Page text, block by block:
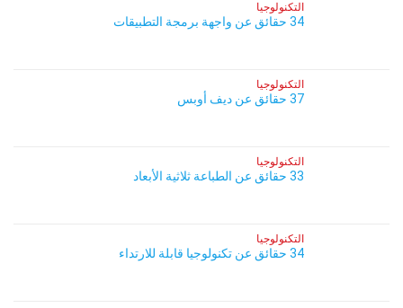
التكنولوجيا
34 حقائق عن واجهة برمجة التطبيقات
التكنولوجيا
37 حقائق عن ديف أوبس
التكنولوجيا
33 حقائق عن الطباعة ثلاثية الأبعاد
التكنولوجيا
34 حقائق عن تكنولوجيا قابلة للارتداء